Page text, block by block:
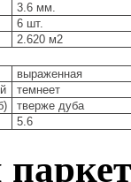
3.6 мм.
6 шт.
2.620 м2
выраженная
темнеет
тверже дуба
5.6